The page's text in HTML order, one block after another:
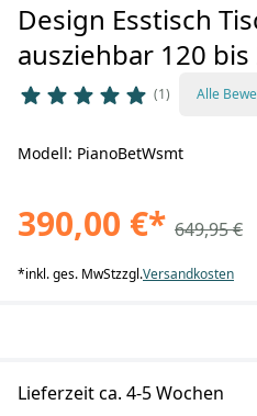
Design Esstisch
ausziehbar 120 bis
1 Alle
Modell: PianoBetWsmt
390,00 €* 649,95 €
*inkl. ges. MwStzzgl.Versandkosten
Lieferzeit ca. 4-5 Wochen